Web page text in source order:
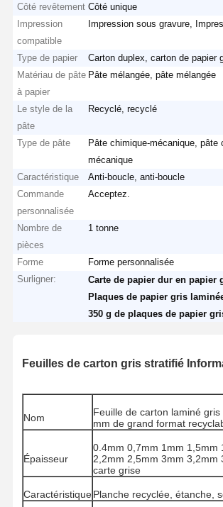
Côté revêtement Côté unique
Impression
compatible
Impression sous gravure,
Type de papier
Carton duplex, carton de papier
Matériau de pâte
à papier
Pâte mélangée, pâte mélangée
Le style de la
pâte
Recyclé, recyclé
Type de pâte
Pâte chimique-mécanique, pâte
mécanique
Caractéristique
Anti-boucle, anti-boucle
Commande
personnalisée
Acceptez.
Nombre de
pièces
1 tonne
Forme
Forme personnalisée
Surligner:
Carte de papier dur en papier
Plaques de papier gris
350 g de plaques de papier
Feuilles de carton gris stratifié
Nom
Feuille de carton laminé
mm de grand format
Épaisseur
0.4mm 0,7mm 1mm 1,5mm
2,2mm 2,5mm 3mm 3,2mm
carte grise
CaractéristiquePlanche recyclée, étanche,